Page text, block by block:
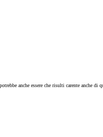
anche essere che risulti carente anche di